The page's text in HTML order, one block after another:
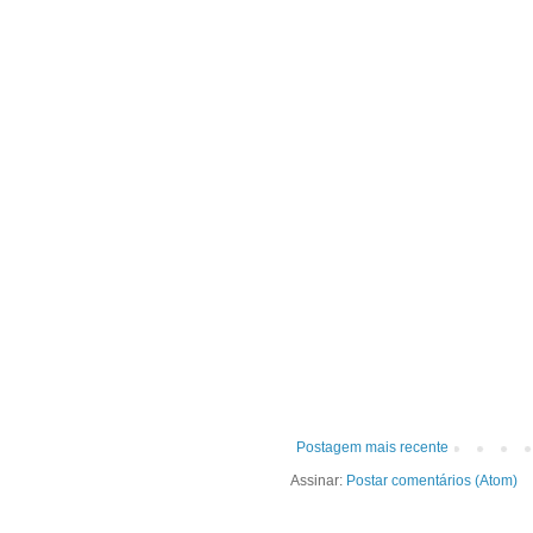
Postagem mais recente
Assinar: Postar comentários (Atom)